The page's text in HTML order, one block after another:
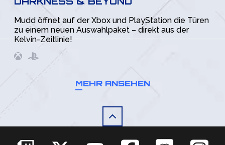
Mudd öffnet auf der Xbox und PlayStation die Türen
zu einem neuen Auswahlpaket – direkt aus der
Kelvin-Zeitlinie!
MEHR ANSEHEN